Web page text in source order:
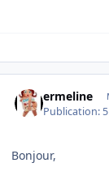
ermeline
Publication:
Bonjour,